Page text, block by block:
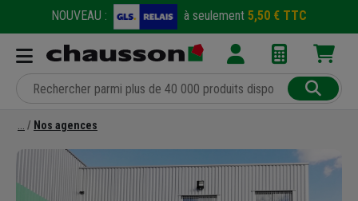
NOUVEAU : à seulement 5,50 € TTC
Nos agences